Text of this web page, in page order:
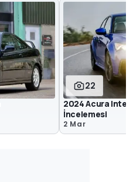
22
2024 Acura
İncelemesi
2 Mar